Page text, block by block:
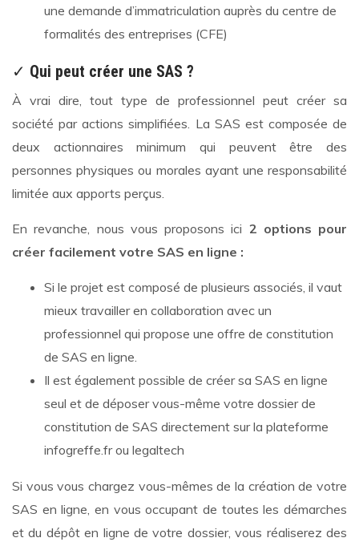
une demande d’immatriculation auprès du centre de
formalités des entreprises (CFE)
✓ Qui peut créer une SAS ?
À vrai dire, tout type de professionnel peut créer sa
société par actions simplifiées. La SAS est composée de
deux actionnaires minimum qui peuvent être des
personnes physiques ou morales ayant une responsabilité
limitée aux apports perçus.
En revanche, nous vous proposons ici 2 options pour
créer facilement votre SAS en ligne :
Si le projet est composé de plusieurs associés, il vaut
mieux travailler en collaboration avec un
professionnel qui propose une offre de constitution
de SAS en ligne.
Il est également possible de créer sa SAS en ligne
seul et de déposer vous-même votre dossier de
constitution de SAS directement sur la plateforme
infogreffe.fr ou legaltech
Si vous vous chargez vous-mêmes de la création de votre
SAS en ligne, en vous occupant de toutes les démarches
et du dépôt en ligne de votre dossier, vous réaliserez des